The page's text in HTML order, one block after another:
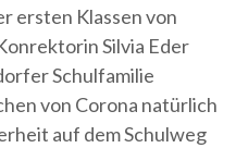
ersten Klassen von
Silvia Eder
Schulfamilie
von Corona natürlich
auf dem Schulweg